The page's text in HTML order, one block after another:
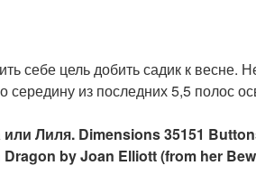
себе цель добить садик к весне.
середину из последних 5,5 полос
или Лиля. Dimensions 35151
by Joan Elliott (from her